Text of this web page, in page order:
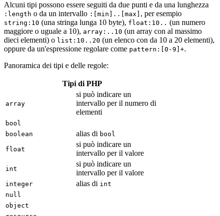
Alcuni tipi possono essere seguiti da due punti e da una lunghezza
:length o da un intervallo :[min]..[max] , per esempio
string:10 (una stringa lunga 10 byte), float:10.. (un numero
maggiore o uguale a 10), array:..10 (un array con al massimo
dieci elementi) o list:10..20 (un elenco con da 10 a 20 elementi),
oppure da un'espressione regolare come pattern:[0-9]+.
Panoramica dei tipi e delle regole:
Tipi di PHP
array
si può indicare un
intervallo per il numero di
elementi
bool
boolean
alias di bool
float
si può indicare un
intervallo per il valore
int
si può indicare un
intervallo per il valore
integer alias di int
null
object